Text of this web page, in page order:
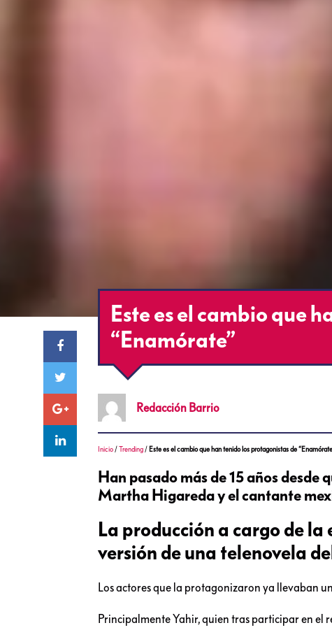
Este es el cambio que
“Enamórate”
Redacción Barrio
Inicio /Trending / Este es el cambio que han tenido los protagonistas de
Han pasado más de 15 años
Martha Higareda y el cantante
La producción a cargo de
versión de una telenovela
Los actores que la protagonizaron ya llevaban
Principalmente Yahir, quien tras participar en